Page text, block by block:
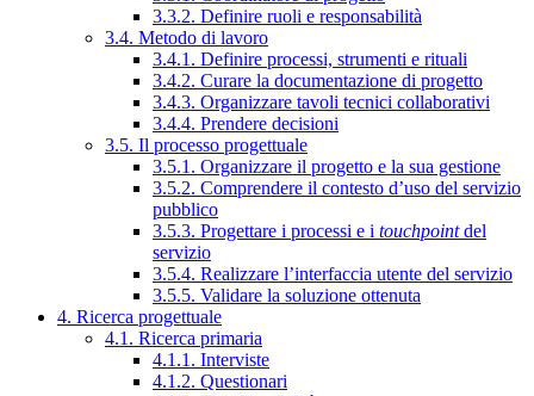
3.3.2. Definire ruoli e responsabilità
3.4. Metodo di lavoro
3.4.1. Definire processi, strumenti e rituali
3.4.2. Curare la documentazione di progetto
3.4.3. Organizzare tavoli tecnici collaborativi
3.4.4. Prendere decisioni
3.5. Il processo progettuale
3.5.1. Organizzare il progetto e la sua gestione
3.5.2. Comprendere il contesto d’uso del servizio
pubblico
3.5.3. Progettare i processi e i touchpointdel
servizio
3.5.4. Realizzare l’interfaccia utente del servizio
3.5.5. Validare la soluzione ottenuta
4. Ricerca progettuale
4.1. Ricerca primaria
4.1.1. Interviste
4.1.2. Questionari